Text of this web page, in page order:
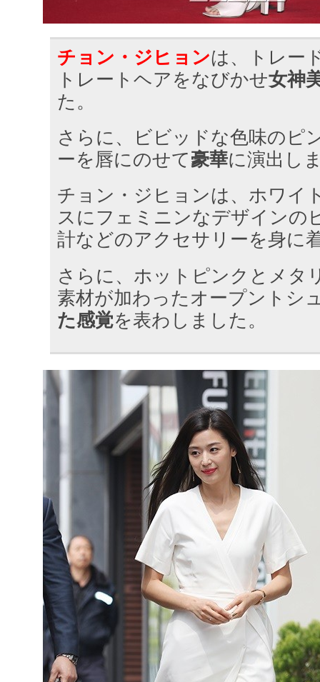
チョン・ジヒョンは、トレー
トレートヘアをなびかせ女神
た。
さらに、ビビッドな色味のピ
ーを唇にのせて豪華に演出し
チョン・ジヒョンは、ホワイ
スにフェミニンなデザインの
計などのアクセサリーを身に
さらに、ホットピンクとメタ
素材が加わったオープントシ
た感覚を表わしました。